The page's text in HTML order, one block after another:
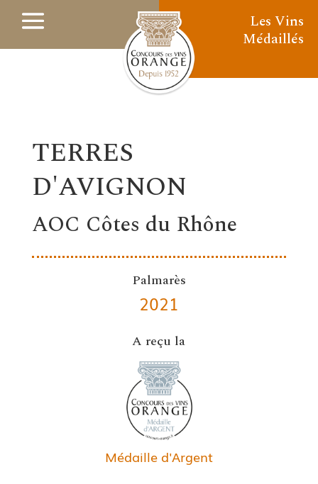
Les Vins
Médaillés
TERRES
D'AVIGNON
AOC Côtes du Rhône
Palmarès
2021
A reçu la
Médaille d'Argent